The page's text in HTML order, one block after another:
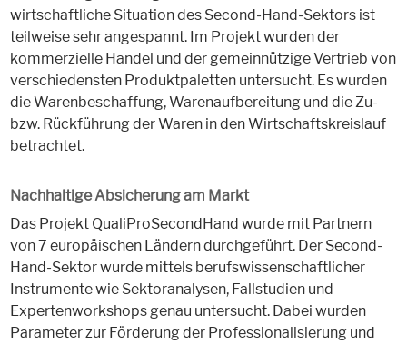
wirtschaftliche Situation des Second-Hand-Sektors ist
teilweise sehr angespannt. Im Projekt wurden der
kommerzielle Handel und der gemeinnützige Vertrieb von
verschiedensten Produktpaletten untersucht. Es wurden
die Warenbeschaffung, Warenaufbereitung und die Zu-
bzw. Rückführung der Waren in den Wirtschaftskreislauf
betrachtet.
Nachhaltige Absicherung am Markt
Das Projekt QualiProSecondHand wurde mit Partnern
von 7 europäischen Ländern durchgeführt. Der Second-
Hand-Sektor wurde mittels berufswissenschaftlicher
Instrumente wie Sektoranalysen, Fallstudien und
Expertenworkshops genau untersucht. Dabei wurden
Parameter zur Förderung der Professionalisierung und